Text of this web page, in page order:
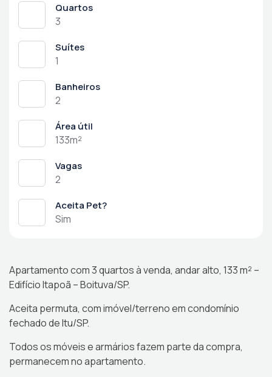
Quartos
3
Suítes
1
Banheiros
2
Área útil
133m²
Vagas
2
Aceita Pet?
Sim
Apartamento com 3 quartos à venda, andar alto, 133 m² –
Edifício Itapoã – Boituva/SP.
Aceita permuta, com imóvel/terreno em condomínio
fechado de Itu/SP.
Todos os móveis e armários fazem parte da compra,
permanecem no apartamento.